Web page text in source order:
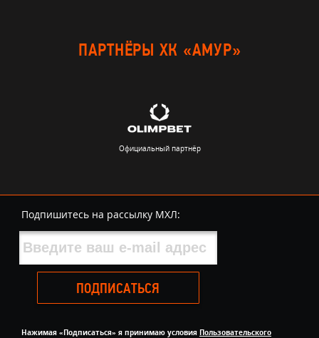
ПАРТНЁРЫ ХК «АМУР»
Официальный партнёр
Подпишитесь на рассылку МХЛ:
ПОДПИСАТЬСЯ
Нажимая «Подписаться» я принимаю условия Пользовательского